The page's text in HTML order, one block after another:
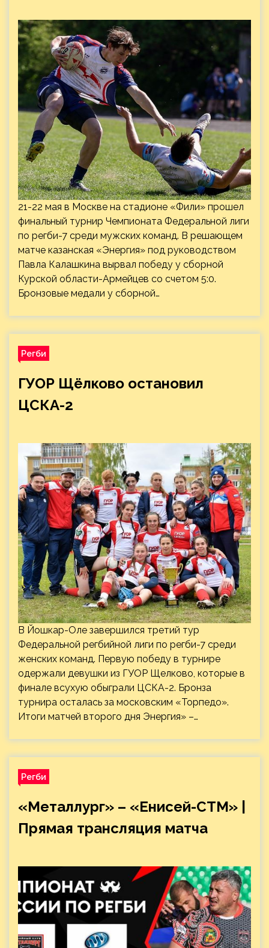
21-22 мая в Москве на стадионе «Фили» прошел
финальный турнир Чемпионата Федеральной лиги
по регби-7 среди мужских команд. В решающем
матче казанская «Энергия» под руководством
Павла Калашкина вырвал победу у сборной
Курской области-Армейцев со счетом 5:0.
Бронзовые медали у сборной…
Регби
ГУОР Щёлково остановил
ЦСКА-2
В Йошкар-Оле завершился третий тур
Федеральной регбийной лиги по регби-7 среди
женских команд. Первую победу в турнире
одержали девушки из ГУОР Щелково, которые в
финале всухую обыграли ЦСКА-2. Бронза
турнира осталась за московским «Торпедо».
Итоги матчей второго дня Энергия» –…
Регби
«Металлург» – «Енисей-СТМ» |
Прямая трансляция матча